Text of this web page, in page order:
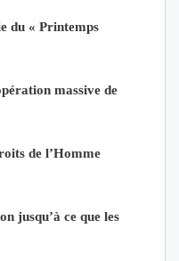
du « Printemps
massive de
de l’Homme
jusqu’à ce que les